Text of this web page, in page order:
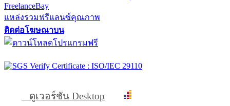
FreelanceBay
แหล่งรวมฟรีแลนซ์คุณภาพ
ติดต่อโฆษณาบน
ดูเวอร์ชัน Desktop